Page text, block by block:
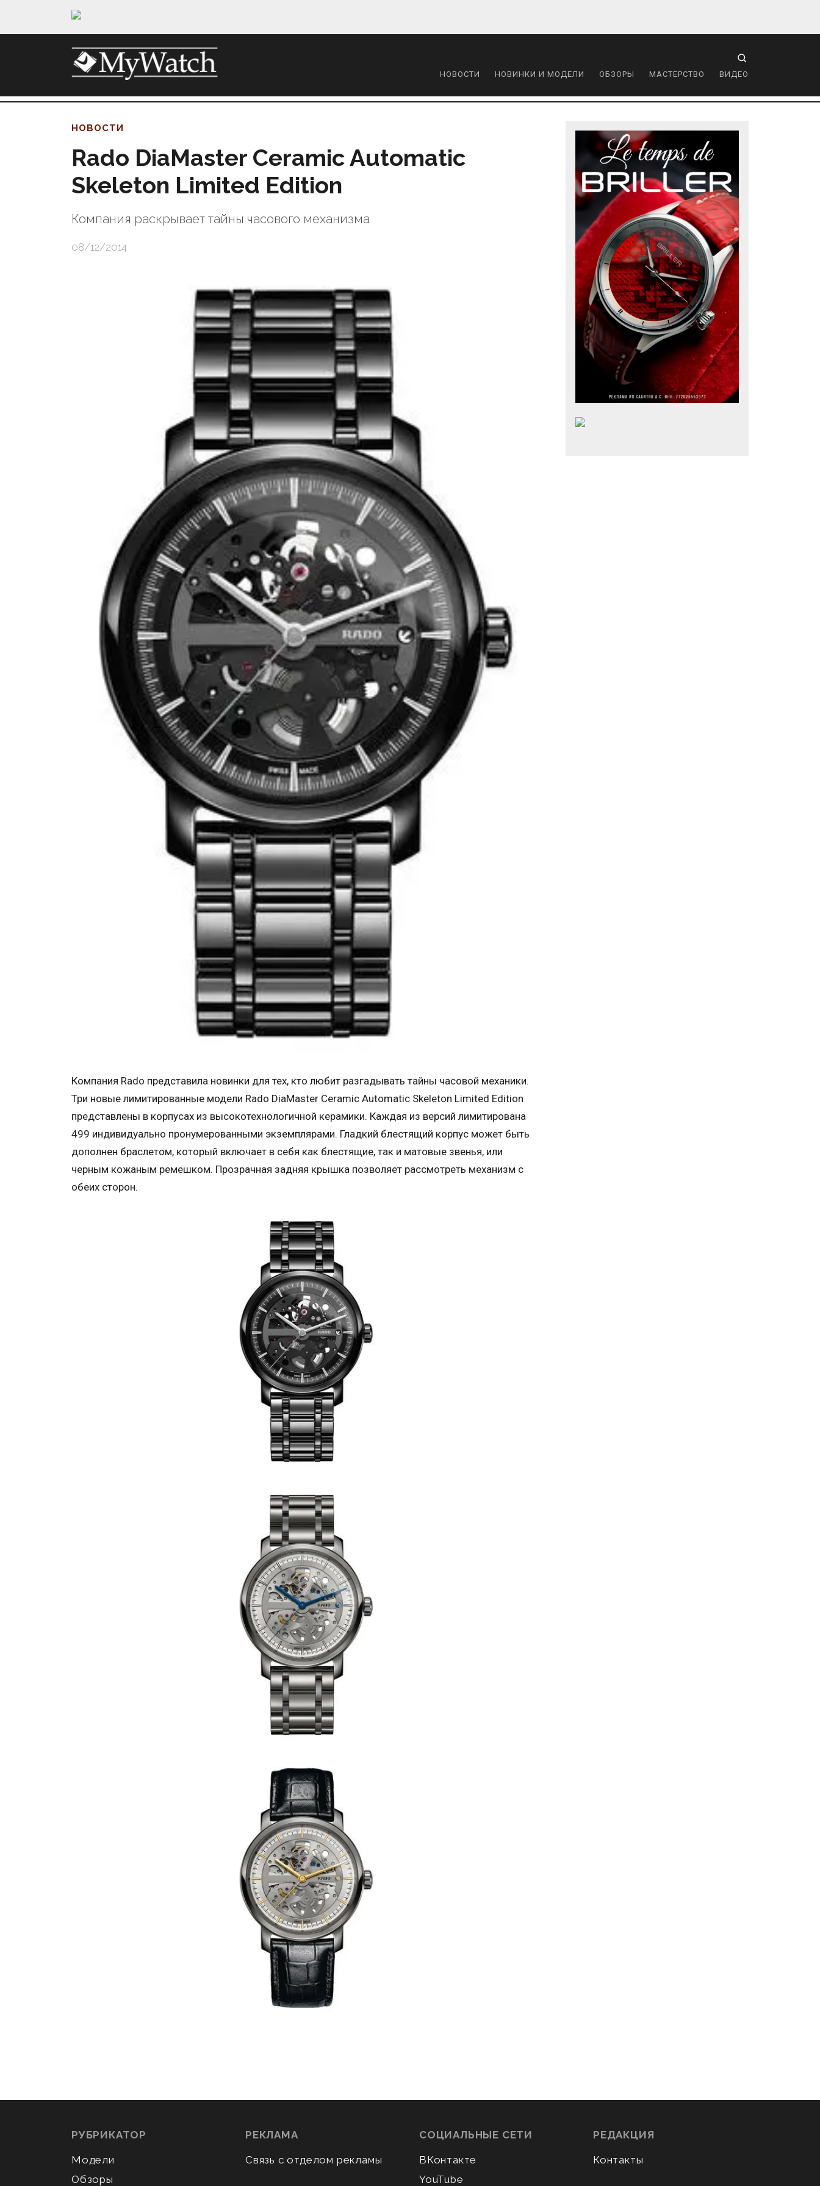
НОВОСТИ НОВИНКИ И МОДЕЛИ ОБЗОРЫ МАСТЕРСТВО ВИДЕО
НОВОСТИ
Rado DiaMaster Ceramic Automatic
Skeleton Limited Edition
Компания раскрывает тайны часового механизма
08/12/2014
Компания Rado представила новинки для тех, кто любит разгадывать тайны часовой механики.
Три новые лимитированные модели Rado DiaMaster Ceramic Automatic Skeleton Limited Edition
представлены в корпусах из высокотехнологичной керамики. Каждая из версий лимитирована
499 индивидуально пронумерованными экземплярами. Гладкий блестящий корпус может быть
дополнен браслетом, который включает в себя как блестящие, так и матовые звенья, или
черным кожаным ремешком. Прозрачная задняя крышка позволяет рассмотреть механизм с
обеих сторон.
РУБРИКАТОР
Модели
Обзоры
РЕКЛАМА
Связь с отделом рекламы
СОЦИАЛЬНЫЕ СЕТИ
ВКонтакте
YouTube
РЕДАКЦИЯ
Контакты